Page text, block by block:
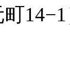
町14−1